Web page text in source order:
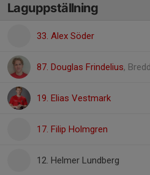
Laguppställning
33. Alex Söder
87. Douglas Frindelius,
19. Elias Vestmark
17. Filip Holmgren
12. Helmer Lundberg